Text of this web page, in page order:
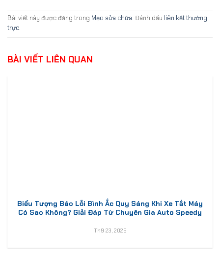
Bài viết này được đăng trong Mẹo sửa chữa. Đánh dấu liên kết thường
trực.
BÀI VIẾT LIÊN QUAN
Biểu Tượng Báo Lỗi Bình Ắc Quy Sáng Khi Xe Tắt Máy
Có Sao Không? Giải Đáp Từ Chuyên Gia Auto Speedy
Th9 23, 2025